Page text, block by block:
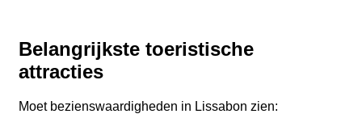
Belangrijkste toeristische
attracties
Moet bezienswaardigheden in Lissabon zien: